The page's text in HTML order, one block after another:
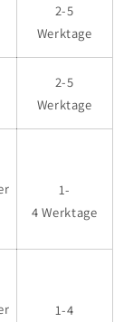
2-5
Werktage
2-5
Werktage
1-
4 Werktage
1-4